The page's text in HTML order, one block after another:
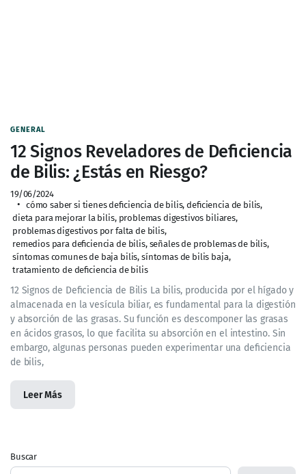
GENERAL
12 Signos Reveladores de Deficiencia
de Bilis: ¿Estás en Riesgo?
19/06/2024
cómo saber si tienes deficiencia de bilis, deficiencia de bilis,
dieta para mejorar la bilis, problemas digestivos biliares,
problemas digestivos por falta de bilis,
remedios para deficiencia de bilis, señales de problemas de bilis,
síntomas comunes de baja bilis, síntomas de bilis baja,
tratamiento de deficiencia de bilis
12 Signos de Deficiencia de Bilis La bilis, producida por el hígado y
almacenada en la vesícula biliar, es fundamental para la digestión
y absorción de las grasas. Su función es descomponer las grasas
en ácidos grasos, lo que facilita su absorción en el intestino. Sin
embargo, algunas personas pueden experimentar una deficiencia
de bilis,
Leer Más
Buscar